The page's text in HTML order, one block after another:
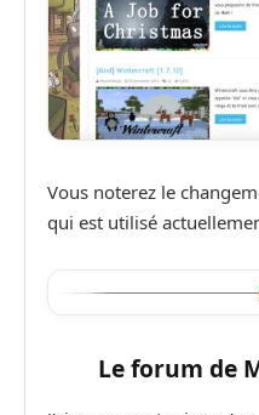
Vous noterez le
qui est utilisé
Le forum de